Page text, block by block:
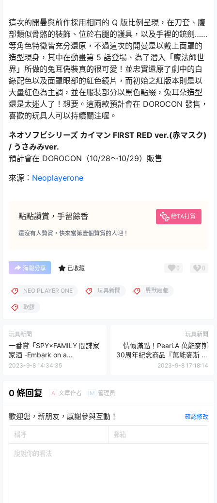
這次的開曼與前作採用相同的 Q 版比例呈現，在刀套、腹
部類似骨骼的裝飾、位於右腿的護具，以及手裡的銃劍……
等角色特徵皆充分還原，不過這次的開曼是以戴上面罩的
造型現身，其中在動畫第 5 話登場、為了潛入「魔法師世
界」所做的兔耳偽裝真的很可愛！並忠實還原了劇中的白
綠配色以及面罩眼部的紅色鏡片，而初始之紅版本則是以
大量紅色為主調，並在服裝部分以黑色點綴，兔耳朵造型
還是太迷人了！想要。這兩款預計會在 DOROCON 發售，
喜歡的玩具人可以持續關注喔。
ネオソフビシリーズ カイマン FIRST RED ver.(赤マスク)
/ うさみみver.
預計會在 DOROCON（10/28～10/29）販售
來源： Neoplayerone
點點讚賞，手留餘香 給TA打賞
還沒有人贊賞，快來當第壹個贊賞的人吧！
海報分享 已收藏 0 0
NEO PLAYER ONE 玩具新聞 異獸魔都
軟膠
玩具新聞
一番賞「SPY×FAMILY 間諜家
家酒 -Embark on a
mission-」可以放置小物的安
2023-9-8 14:34:35
玩具新聞
情懷滿點！Peari.A 萬能麥斯
30周年紀念商品『萬能麥斯 奇
異點 全能者之帽』傳奇玩具回
2023-9-8 17:18:14
0 條回复 A 文章作者 M 管理员
歡迎您，新朋友，感謝參與互動！ 確認修改